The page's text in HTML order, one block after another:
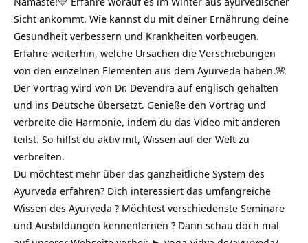
Sicht ankommt. Wie kannst du mit deiner Ernährung deine
Gesundheit verbessern und Krankheiten vorbeugen.
Erfahre weiterhin, welche Ursachen die Verschiebungen
von den einzelnen Elementen aus dem Ayurveda haben.🌸
Der Vortrag wird von Dr. Devendra auf englisch gehalten
und ins Deutsche übersetzt. Genieße den Vortrag und
verbreite die Harmonie, indem du das Video mit anderen
teilst. So hilfst du aktiv mit, Wissen auf der Welt zu
verbreiten.
Du möchtest mehr über das ganzheitliche System des
Ayurveda erfahren? Dich interessiert das umfangreiche
Wissen des Ayurveda ? Möchtest verschiedenste Seminare
und Ausbildungen kennenlernen ? Dann schau doch mal